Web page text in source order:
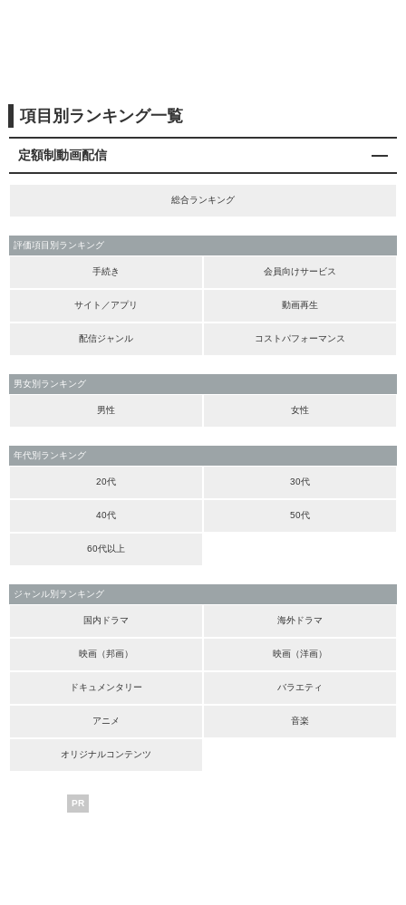
項目別ランキング一覧
定額制動画配信
総合ランキング
評価項目別ランキング
手続き 会員向けサービス
サイト／アプリ 動画再生
配信ジャンル コストパフォーマンス
男女別ランキング
男性 女性
年代別ランキング
20代 30代
40代 50代
60代以上
ジャンル別ランキング
国内ドラマ 海外ドラマ
映画（邦画） 映画（洋画）
ドキュメンタリー バラエティ
アニメ 音楽
オリジナルコンテンツ
PR